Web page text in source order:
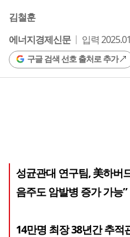
김철훈
에너지경제신문
입력
구글 검색 선호 출처로 추가
성균관대 연구팀, 美하버
음주도 암발병 증가 가능”
14만명 최장 38년간 추